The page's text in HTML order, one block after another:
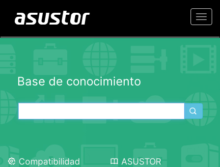
Base de conocimiento
Compatibilidad
ASUSTOR